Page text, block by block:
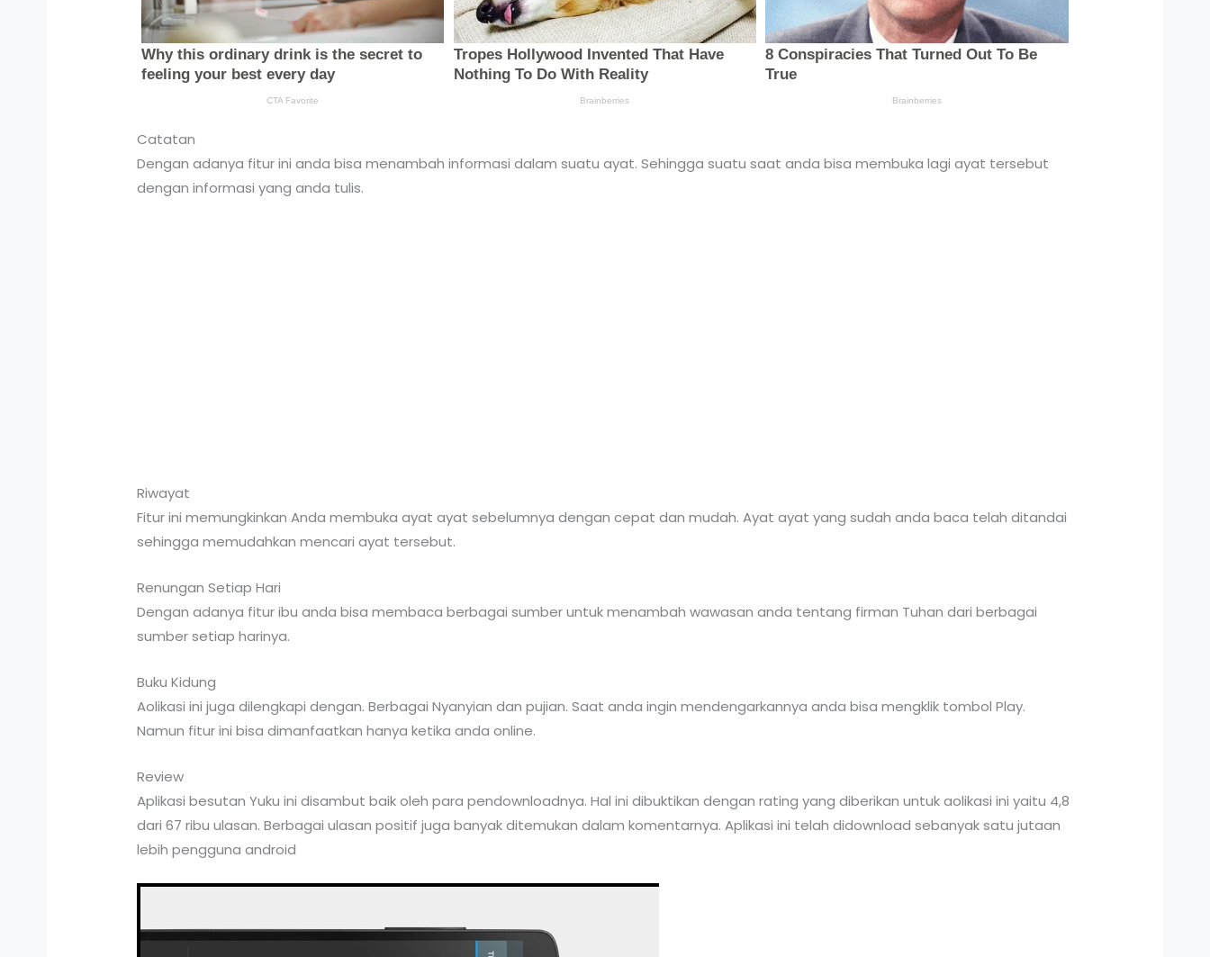
Catatan
Dengan adanya fitur ini anda bisa menambah informasi dalam suatu ayat. Sehingga suatu saat anda bisa membuka lagi ayat tersebut
dengan informasi yang anda tulis.
Riwayat
Fitur ini memungkinkan Anda membuka ayat ayat sebelumnya dengan cepat dan mudah. Ayat ayat yang sudah anda baca telah ditandai
sehingga memudahkan mencari ayat tersebut.
Renungan Setiap Hari
Dengan adanya fitur ibu anda bisa membaca berbagai sumber untuk menambah wawasan anda tentang firman Tuhan dari berbagai
sumber setiap harinya.
Buku Kidung
Aolikasi ini juga dilengkapi dengan. Berbagai Nyanyian dan pujian. Saat anda ingin mendengarkannya anda bisa mengklik tombol Play.
Namun fitur ini bisa dimanfaatkan hanya ketika anda online.
Review
Aplikasi besutan Yuku ini disambut baik oleh para pendownloadnya. Hal ini dibuktikan dengan rating yang diberikan untuk aolikasi ini yaitu 4,8
dari 67 ribu ulasan. Berbagai ulasan positif juga banyak ditemukan dalam komentarnya. Aplikasi ini telah didownload sebanyak satu jutaan
lebih pengguna android